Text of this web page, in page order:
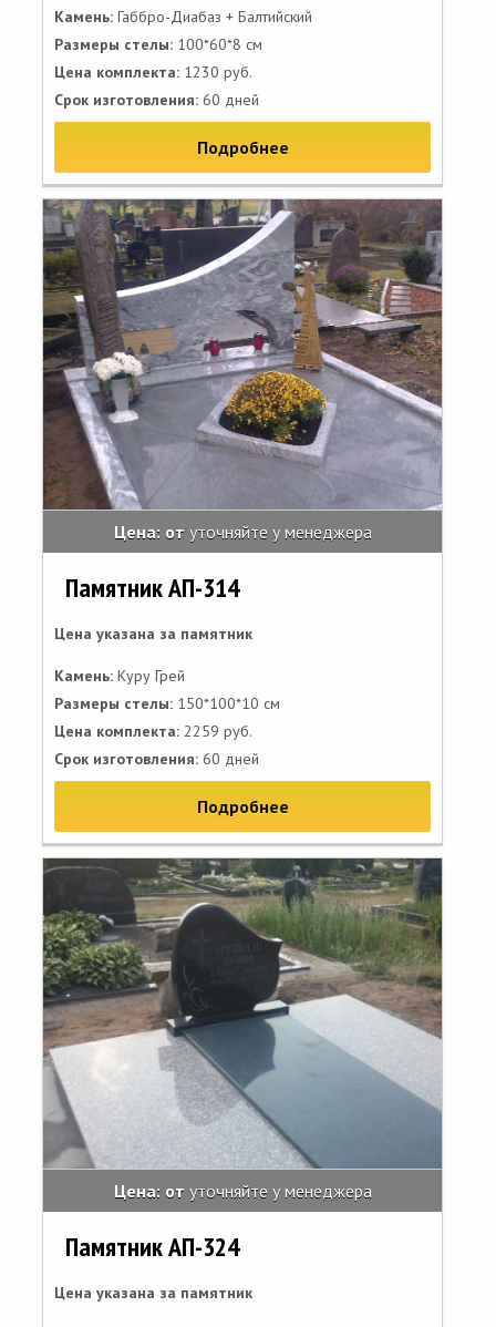
Камень: Габбро-Диабаз + Балтийский
Размеры стелы: 100*60*8 см
Цена комплекта: 1230 руб.
Срок изготовления: 60 дней
Подробнее
Цена: от уточняйте у менеджера
Памятник АП-314
Цена указана за памятник
Камень: Куру Грей
Размеры стелы: 150*100*10 см
Цена комплекта: 2259 руб.
Срок изготовления: 60 дней
Подробнее
Цена: от уточняйте у менеджера
Памятник АП-324
Цена указана за памятник